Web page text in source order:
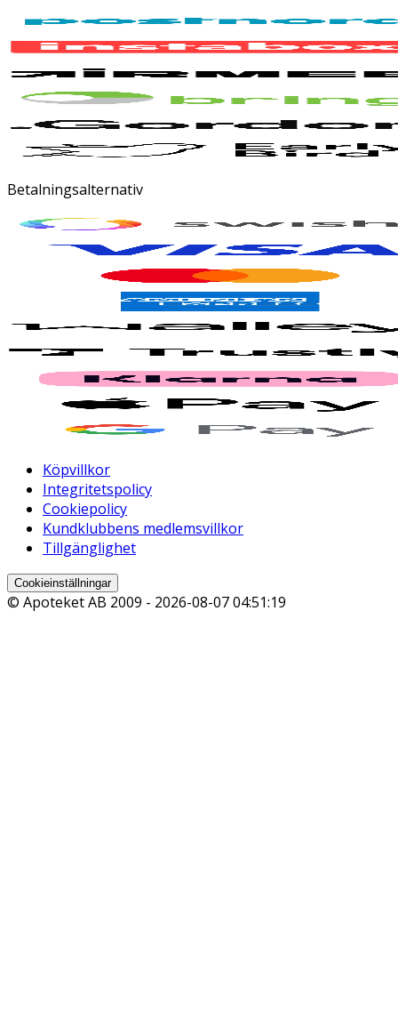
Betalningsalternativ
Köpvillkor
Integritetspolicy
Cookiepolicy
Kundklubbens medlemsvillkor
Tillgänglighet
Cookieinställningar
© Apoteket AB 2009 - 2026-08-07 04:51:19